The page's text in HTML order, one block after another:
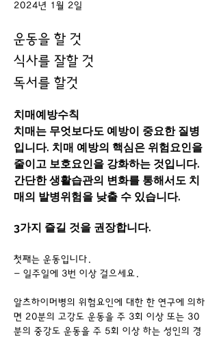
2024년 1월 2일
운동을 할 것
식사를 잘할 것
독서를 할것
치매예방수칙
치매는 무엇보다도 예방이 중요한 질병
입니다. 치매 예방의 핵심은 위험요인을
줄이고 보호요인을 강화하는 것입니다.
간단한 생활습관의 변화를 통해서도 치
매의 발병위험을 낮출 수 있습니다.
3가지 즐길 것을 권장합니다.
첫째는 운동입니다.
- 일주일에 3번 이상 걸으세요.
알츠하이머병의 위험요인에 대한 한 연구에 의하
면 20분의 고강도 운동을 주 3회 이상 또는 30
분의 중강도 운동을 주 5회 이상 하는 성인의 경